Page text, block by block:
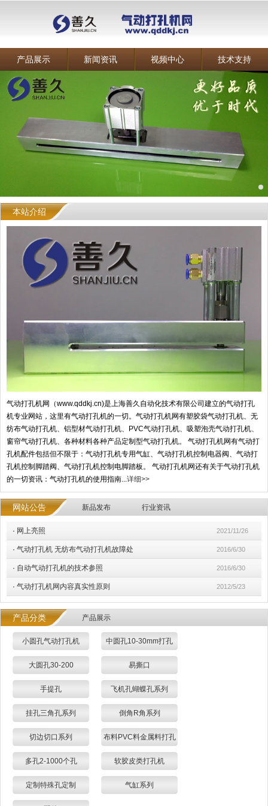
产品展示 新闻资讯 视频中心 技术支持
本站介绍
气动打孔机网（www.qddkj.cn)是上海善久自动化技术有限公司建立的气动打孔
机专业网站，这里有气动打孔机的一切。气动打孔机网有塑胶袋气动打孔机、无
纺布气动打孔机、铝型材气动打孔机、PVC气动打孔机、吸塑泡壳气动打孔机、
窗帘气动打孔机、各种材料各种产品定制型气动打孔机。 气动打孔机网有气动打
孔机配件包括但不限于：气动打孔机专用气缸、气动打孔机控制电器阀、气动打
孔机控制脚踏阀、气动打孔机控制电脚踏板。 气动打孔机网还有关于气动打孔机
的一切资讯：气动打孔机的使用指南...详细>>
网站公告 新品发布 行业资讯
· 网上亮照 2021/11/26
· 气动打孔机 无纺布气动打孔机故障处 2016/6/30
· 自动气动打孔机的技术参照 2016/6/30
· 气动打孔机网内容真实性原则 2012/5/23
产品分类 产品展示
小圆孔气动打孔机 中圆孔10-30mm打孔
大圆孔30-200 易撕口
手提孔 飞机孔蝴蝶孔系列
挂孔三角孔系列 倒角R角系列
切边切口系列 布料PVC料金属料打孔
多孔2-1000个孔 软胶皮类打孔机
定制特殊孔定制 气缸系列